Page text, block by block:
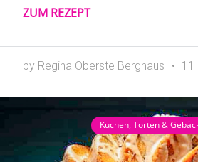
ZUM REZEPT
by Regina Oberste Berghaus 11
Kuchen, Torten &